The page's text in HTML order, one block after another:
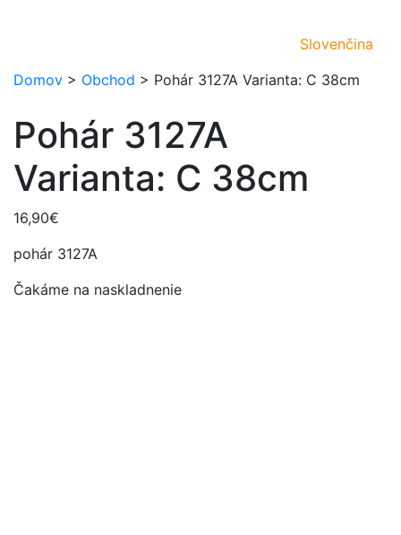
Slovenčina
Domov > Obchod > Pohár 3127A Varianta: C 38cm
Pohár 3127A
Varianta: C 38cm
16,90€
pohár 3127A
Čakáme na naskladnenie